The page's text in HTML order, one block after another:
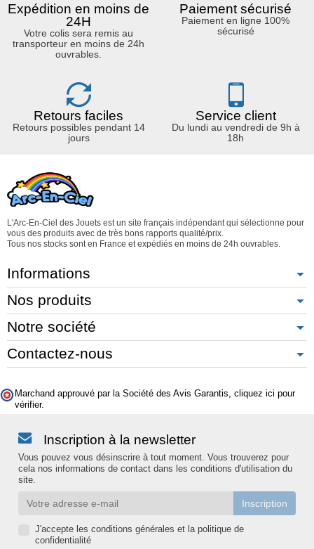
Expédition en moins de
24H
Votre colis sera remis au
transporteur en moins de 24h
ouvrables.
Paiement sécurisé
Paiement en ligne 100%
sécurisé
Retours faciles
Retours possibles pendant 14
jours
Service client
Du lundi au vendredi de 9h à
18h
L'Arc-En-Ciel des Jouets est un site français indépendant qui sélectionne pour
vous des produits avec de très bons rapports qualité/prix.
Tous nos stocks sont en France et expédiés en moins de 24h ouvrables.
Informations
Nos produits
Notre société
Contactez-nous
Marchand approuvé par la Société des Avis Garantis, cliquez ici pour
vérifier.
Inscription à la newsletter
Vous pouvez vous désinscrire à tout moment. Vous trouverez pour
cela nos informations de contact dans les conditions d'utilisation du
site.
J'accepte les conditions générales et la politique de
confidentialité